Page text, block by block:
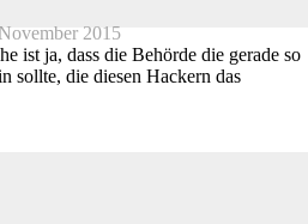
2015
ist ja, dass die Behörde die gerade so
sollte, die diesen Hackern das